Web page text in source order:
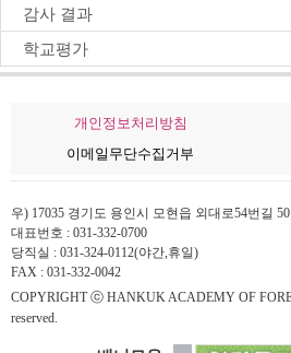
감사 결과
학교평가
개인정보처리방침
이메일무단수집거부
우) 17035 경기도 용인시 모현읍 외대로54번길
대표번호 : 031-332-0700
당직실 : 031-324-0112(야간,휴일)
FAX : 031-332-0042
COPYRIGHT ⓒ HANKUK ACADEMY OF
reserved.